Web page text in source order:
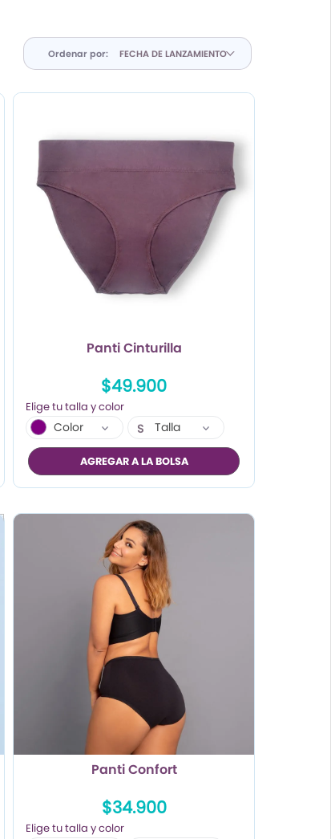
Ordenar por:
Panti Cinturilla
$49.900
Color S Talla
AGREGAR A LA BOLSA
Panti Confort
$34.900